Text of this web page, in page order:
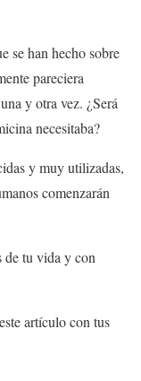
se han hecho sobre
pareciera
y otra vez. ¿Será
necesitaba?
y muy utilizadas,
comenzarán
de tu vida y con
artículo con tus